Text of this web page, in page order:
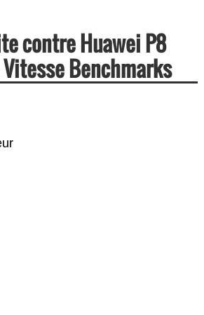
contre Huawei P8
Benchmarks